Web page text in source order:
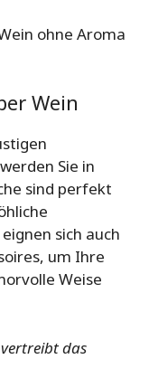
ohne Aroma
Wein
Sie in
sind perfekt
sich auch
um Ihre
Weise
das